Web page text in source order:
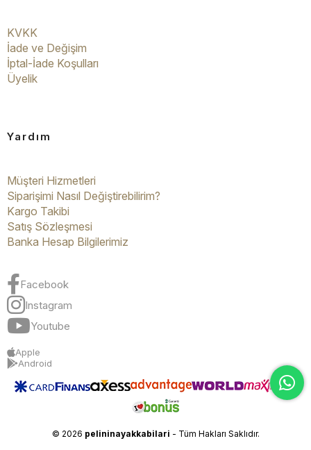
KVKK
İade ve Değişim
İptal-İade Koşulları
Üyelik
Yardım
Müşteri Hizmetleri
Siparişimi Nasıl Değiştirebilirim?
Kargo Takibi
Satış Sözleşmesi
Banka Hesap Bilgilerimiz
Facebook
Instagram
Youtube
Apple
Android
© 2026 pelininayakkabilari - Tüm Hakları Saklıdır.